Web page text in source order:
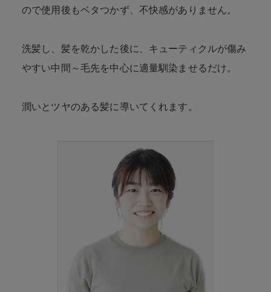
ので使用後もベタつかず、不快感がありません。
洗髪し、髪を乾かした後に、キューティクルが傷み
やすい中間～毛先を中心に適量馴染ませるだけ。
潤いとツヤのある髪に導いてくれます。